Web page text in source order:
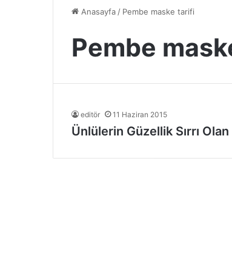
Anasayfa / Pembe maske tarifi
Pembe
editör 11 Haziran 2015
Ünlülerin Güzellik Sırrı